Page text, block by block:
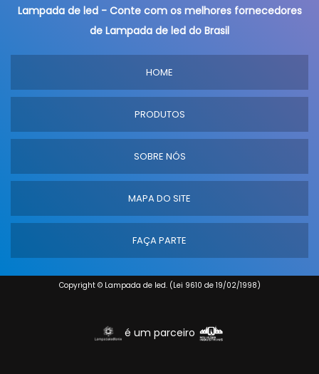
Lampada de led - Conte com os melhores fornecedores
de Lampada de led do Brasil
HOME
PRODUTOS
SOBRE NÓS
MAPA DO SITE
FAÇA PARTE
Copyright © Lampada de led. (Lei 9610 de 19/02/1998)
é um parceiro